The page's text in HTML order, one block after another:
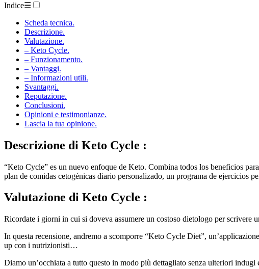
Indice☰
Scheda tecnica.
Descrizione.
Valutazione.
– Keto Cycle.
– Funzionamento.
– Vantaggi.
– Informazioni utili.
Svantaggi.
Reputazione.
Conclusioni.
Opinioni e testimonianze.
Lascia la tua opinione.
Descrizione di Keto Cycle :
“Keto Cycle” es un nuevo enfoque de Keto. Combina todos los beneficios
plan de comidas cetogénicas diario personalizado, un programa de ejercicios
Valutazione di Keto Cycle :
Ricordate i giorni in cui si doveva assumere un costoso dietologo per scrivere
In questa recensione, andremo a scomporre “Keto Cycle Diet”,
up con i nutrizionisti…
Diamo un’occhiata a tutto questo in modo più dettagliato senza ulteriori indugi